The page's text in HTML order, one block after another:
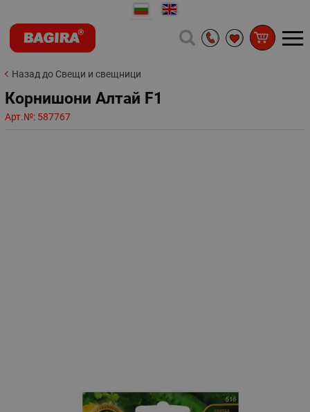
Назад до Свещи и свещници
Корнишони Алтай F1
Арт.№: 587767